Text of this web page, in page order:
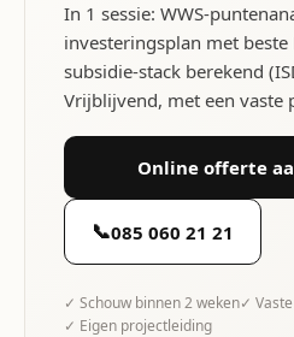
In 1 sessie: WWS-
investeringsplan met beste
subsidie-stack berekend
Vrijblijvend, met een vaste
Online offerte
📞085 060 21 21
✓ Schouw binnen 2 weken✓
✓ Eigen projectleiding